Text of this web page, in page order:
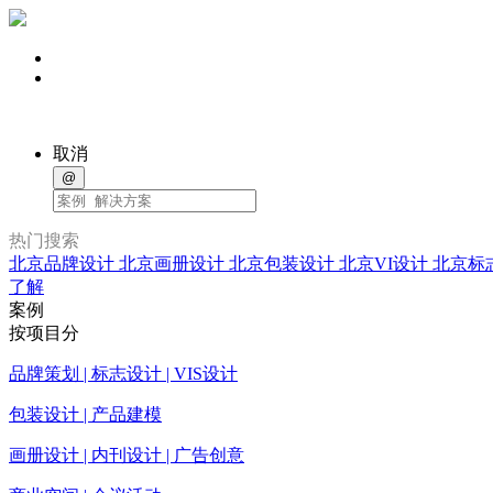
取消
@
热门搜索
北京品牌设计 北京画册设计 北京包装设计 北京VI设计 北京标
了解
案例
按项目分
品牌策划 | 标志设计 | VIS设计
包装设计 | 产品建模
画册设计 | 内刊设计 | 广告创意